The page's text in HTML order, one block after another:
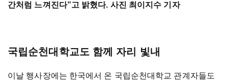
간처럼 느껴진다”고 밝혔다. 사진 최이지수 기자
국립순천대학교도 함께 자리 빛내
이날 행사장에는 한국에서 온 국립순천대학교 관계자들도